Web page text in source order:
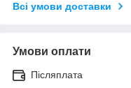
Всі умови доставки
Умови оплати
Післяплата